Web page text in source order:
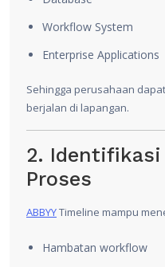
Workflow System
Enterprise Applications
Sehingga perusahaan
berjalan di lapangan.
2.
Proses
ABBYYTimeline mampu
Hambatan workflow